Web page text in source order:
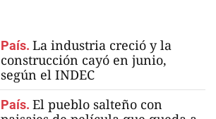
País. La industria creció y la
construcción cayó en junio,
según el INDEC
País. El pueblo salteño con